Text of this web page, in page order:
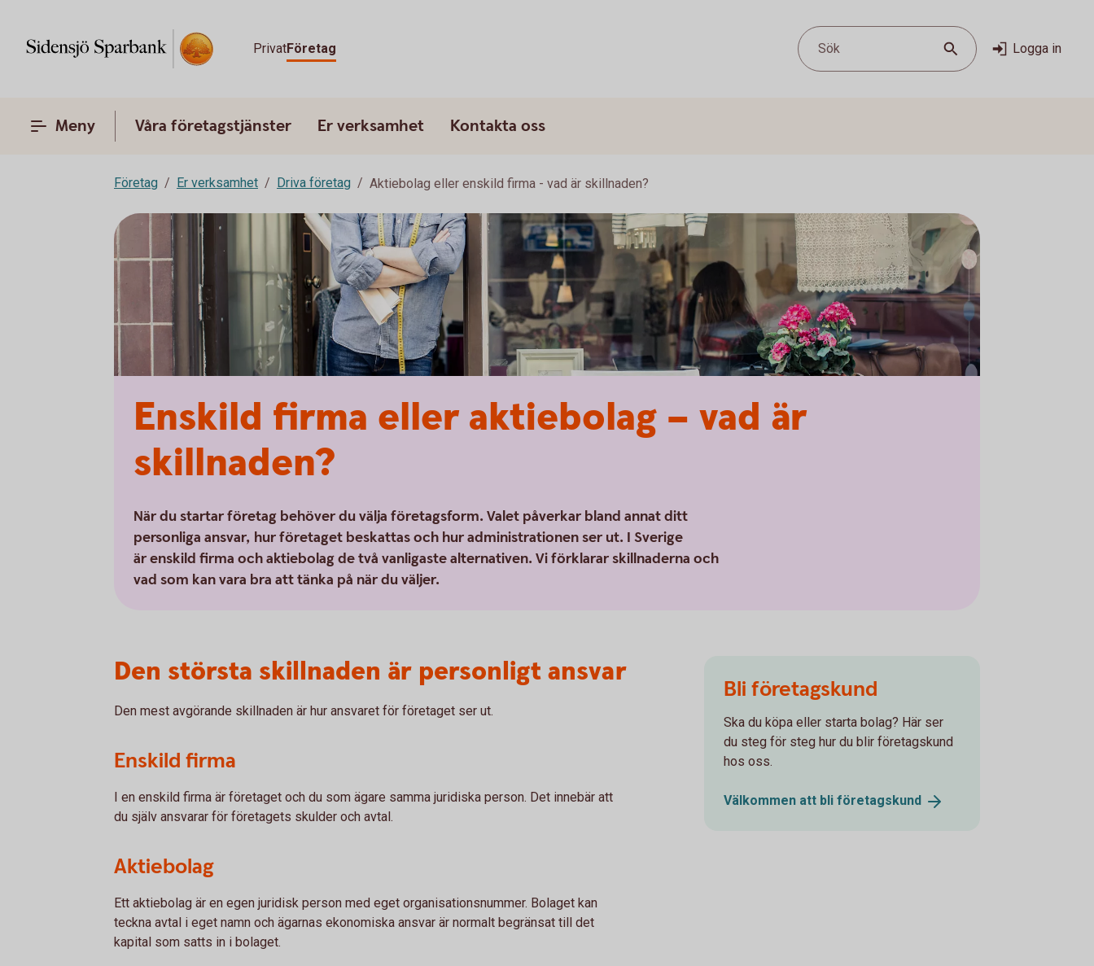
PrivatFöretag Sök Logga in
Meny Våra företagstjänster Er verksamhet Kontakta oss
Företag Er verksamhet Driva företag Aktiebolag eller enskild firma - vad är skillnaden?
Enskild firma eller aktiebolag – vad är
skillnaden?
När du startar företag behöver du välja företagsform. Valet påverkar bland annat ditt
personliga ansvar, hur företaget beskattas och hur administrationen ser ut. I Sverige
är enskild firma och aktiebolag de två vanligaste alternativen. Vi förklarar skillnaderna och
vad som kan vara bra att tänka på när du väljer.
Den största skillnaden är personligt ansvar
Den mest avgörande skillnaden är hur ansvaret för företaget ser ut.
Enskild firma
I en enskild firma är företaget och du som ägare samma juridiska person. Det innebär att
du själv ansvarar för företagets skulder och avtal.
Aktiebolag
Ett aktiebolag är en egen juridisk person med eget organisationsnummer. Bolaget kan
teckna avtal i eget namn och ägarnas ekonomiska ansvar är normalt begränsat till det
kapital som satts in i bolaget.
Bli företagskund
Ska du köpa eller starta bolag? Här ser
du steg för steg hur du blir företagskund
hos oss.
Välkommen att bliföretagskund